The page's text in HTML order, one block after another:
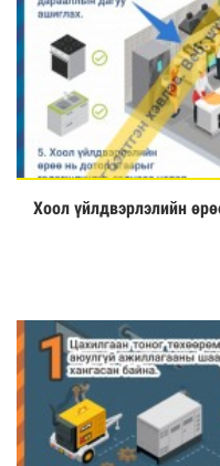
Хоол үйлдвэрлэлийн